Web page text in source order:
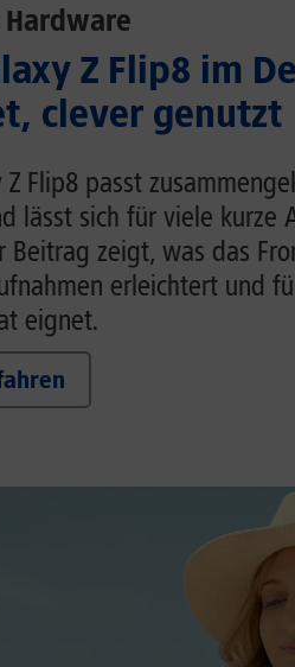
Z Flip8 im
clever genutzt
Z Flip8 passt
lässt sich für viele kurze
Beitrag zeigt, was das
erleichtert und
eignet.